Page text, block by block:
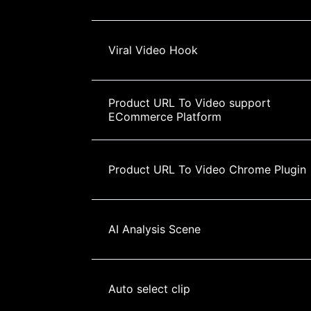
Viral Video Hook
Product URL To Video support
ECommerce Platform
Product URL To Video Chrome Plugin
AI Analysis Scene
Auto select clip